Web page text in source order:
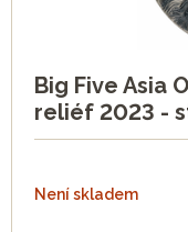
Big Five Asia
reliéf 2023 -
Není skladem